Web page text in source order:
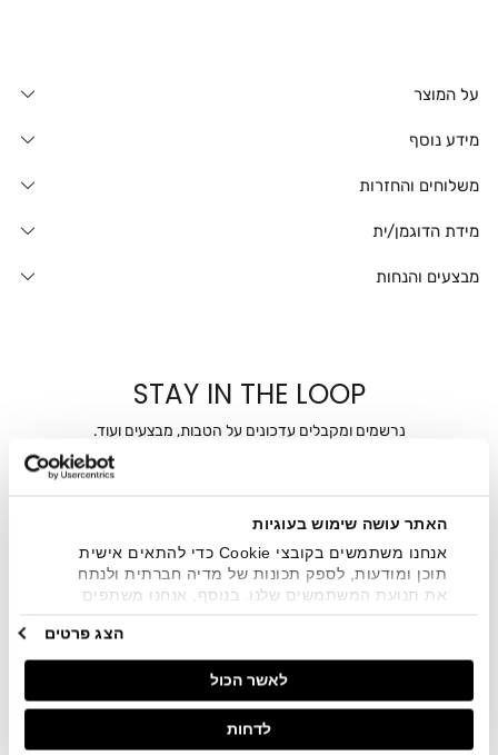
האתר עושה שימוש בעוגיות
אנחנו משתמשים בקובצי Cookie כדי להתאים אישית
תוכן ומודעות, לספק תכונות של מדיה חברתית ולנתח
את תנועת המשתמשים שלנו. בנוסף, אנחנו משתפים
מתחומי המדיה החברתית, הפרסום וניתוח הנתונים.
גורמים אלה עשויים לשלב את הנתונים האלה עם מידע
אחר שסיפקתם או שהם אספו בעקבות השימוש שעשיתם
בשירותים שלהם.
הצג פרטים
לאשר הכול
לדחות
על המוצר
מידע נוסף
משלוחים והחזרות
מידת הדוגמן/ית
מבצעים והנחות
STAY IN THE LOOP
נרשמים ומקבלים עדכונים על הטבות, מבצעים ועוד.
אני מאשר/ת ומסכימ/ה לקבלת דיוור ישיר, הודעות ופרסומים
שיווקיים בכלל פרטי הקשר המצויים בידי החברה ובכלל זה דוא"ל
SMS ועוד. המידע ייאסף בהתאם למדיניות הפרטיות של החברה.
" צפייה במדיניות הפרטיות ".
חנויות